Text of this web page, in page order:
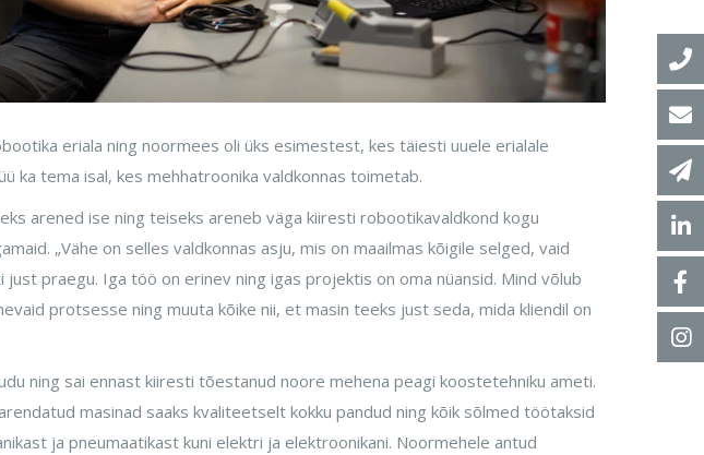
eriala ning noormees oli üks esimestest, kes täiesti uuele erialale
ka tema isal, kes mehhatroonika valdkonnas toimetab.
arened ise ning teiseks areneb väga kiiresti robootikavaldkond kogu
„Vähe on selles valdkonnas asju, mis on maailmas kõigile selged, vaid
praegu. Iga töö on erinev ning igas projektis on oma nüansid. Mind võlub
protsesse ning muuta kõike nii, et masin teeks just seda, mida kliendil on
ning sai ennast kiiresti tõestanud noore mehena peagi koostetehniku ameti.
masinad saaks kvaliteetselt kokku pandud ning kõik sõlmed töötaksid
ja pneumaatikast kuni elektri ja elektroonikani. Noormehele antud